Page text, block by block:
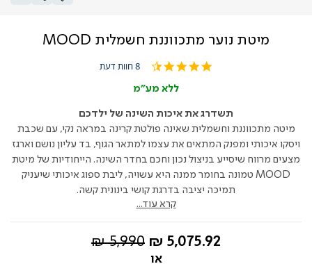
מיטת נוער מתכווננת חשמלית MOOD
4.6
rating
8 חוות דעת
ללא מע"מ
תשדרג את איכות השינה של ילדכם
מיטה מתכווננת וחשמלית שאינה פולטת קרינה במראה נקי, עם שכבת
ויסקו איכותי ומפנק המתאים את עצמו למתאר הגוף, בד עליון נושם וארגז
מצעים מרווח שיסייע בניצול נכון וחכם בחדר השינה. הייחודיות של מיטת
MOOD טמונה בחומר ממנה היא עשויה, ליבת ספוג איכותי שיעניק
תמיכה יציבה בדרגת קושי בינונית קשה.
קרא עוד...
החל
5,075.92 ₪
מחיר
5,990 ₪